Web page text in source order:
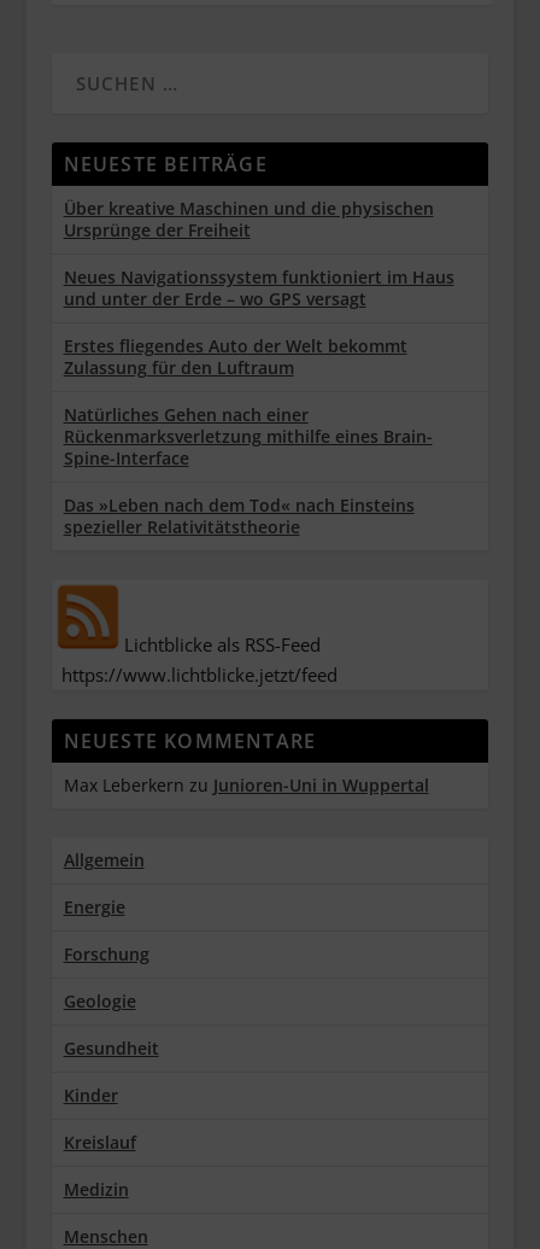
NEUESTE BEITRÄGE
Über kreative Maschinen und die physischen
Ursprünge der Freiheit
Neues Navigationssystem funktioniert im Haus
und unter der Erde – wo GPS versagt
Erstes fliegendes Auto der Welt bekommt
Zulassung für den Luftraum
Natürliches Gehen nach einer
Rückenmarksverletzung mithilfe eines Brain-
Spine-Interface
Das »Leben nach dem Tod« nach Einsteins
spezieller Relativitätstheorie
Lichtblicke als RSS-Feed
https://www.lichtblicke.jetzt/feed
NEUESTE KOMMENTARE
Max Leberkern zu Junioren-Uni in Wuppertal
Allgemein
Energie
Forschung
Geologie
Gesundheit
Kinder
Kreislauf
Medizin
Menschen